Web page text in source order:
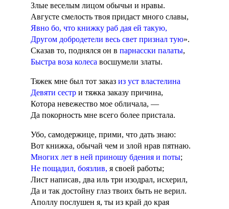
Злые веселым лицом обычьи и нравы.
Августе смелость твоя придаст много славы,
Явно бо, что книжку раб дая ей такую,
Другом добродетели весь свет признал тую».
Сказав то, поднялся он в парнасски палаты,
Быстра воза колеса восшумели златы.
Тяжек мне был тот заказ из уст властелина
Девяти сестр и тяжка заказу причина,
Котора невежество мое обличала, —
Да покорность мне всего более пристала.
Убо, самодержице, прими, что дать знаю:
Вот книжка, обычай чем и злой нрав пятнаю.
Многих лет в ней приношу бдения и поты;
Не пощадил, боязлив, я своей работы;
Лист написав, два иль три изодрал, исхерил,
Да и так достойну глаз твоих быть не верил.
Аполлу послушен я, ты из край до края